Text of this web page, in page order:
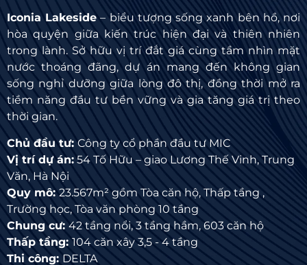
Iconia Lakeside – biểu tượng sống xanh bên hồ, nơi
hòa quyện giữa kiến trúc hiện đại và thiên nhiên
trong lành. Sở hữu vị trí đắt giá cùng tầm nhìn mặt
nước thoáng đãng, dự án mang đến không gian
sống nghỉ dưỡng giữa lòng đô thị, đồng thời mở ra
tiềm năng đầu tư bền vững và gia tăng giá trị theo
thời gian.
Chủ đầu tư: Công ty cổ phần đầu tư MIC
Vị trí dự án:54 Tố Hữu – giao Lương Thế Vinh, Trung
Văn, Hà Nội
Quy mô: 23.567m² gồm Tòa căn hộ, Thấp tầng ,
Trường học, Tòa văn phòng 10 tầng
Chung cư: 42 tầng nổi, 3 tầng hầm, 603 căn hộ
Thấp tầng: 104 căn xây 3,5 - 4 tầng
Thi công: DELTA